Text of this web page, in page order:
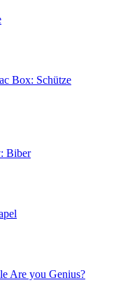
Box: Schütze
Biber
Are you Genius?